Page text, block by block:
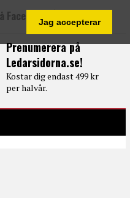
Jag accepterar
Prenumerera på
Ledarsidorna.se!
Kostar dig endast 499 kr
per halvår.
Facebook